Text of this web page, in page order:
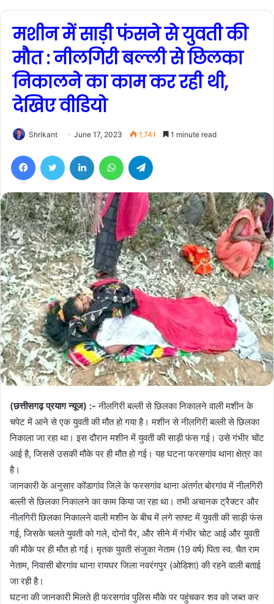
मशीन में साड़ी फंसने से युवती की
मौत : नीलगिरी बल्ली से छिलका
निकालने का काम कर रही थी,
देखिए वीडियो
Shrikant June 17, 2023 1,741 1 minute read
(छत्तीसगढ़ प्रयाग न्यूज) :- नीलगिरी बल्ली से छिलका निकालने वाली मशीन के
चपेट में आने से एक युवती की मौत हो गया है। मशीन से नीलगिरी बल्ली से छिलका
निकाला जा रहा था। इस दौरान मशीन में युवती की साड़ी फंस गई। उसे गंभीर चोंट
आई है, जिससे उसकी मौके पर ही मौत हो गई। यह घटना फरसगांव थाना क्षेत्र का
है।
जानकारी के अनुसार कोंडागांव जिले के फरसगांव थाना अंतर्गत बोरगांव में नीलगिरी
बल्ली से छिलका निकालने का काम किया जा रहा था। तभी अचानक ट्रैक्टर और
नीलगिरी छिलका निकालने वाली मशीन के बीच में लगे साफ्ट में युवती की साड़ी फंस
गई, जिसके चलते युवती को गले, दोनों पैर, और सीने में गंभीर चोट आई और युवती
की मौके पर ही मौत हो गई। मृतक युवती संजुका नेताम (19 वर्ष) पिता स्व. चैत राम
नेताम, निवासी बोरगांव थाना रायघर जिला नवरंगपुर (ओडिशा) की रहने वाली बताई
जा रही है।
घटना की जानकारी मिलते ही फरसगांव पुलिस मौके पर पहुंचकर शव को जब्त कर